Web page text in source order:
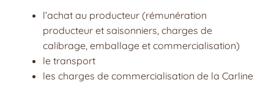
l’achat au producteur (rémunération
producteur et saisonniers, charges de
calibrage, emballage et commercialisation)
le transport
les charges de commercialisation de la Carline